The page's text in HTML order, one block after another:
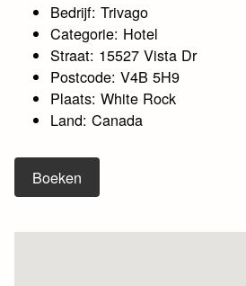
Bedrijf: Trivago
Categorie: Hotel
Straat: 15527 Vista Dr
Postcode: V4B 5H9
Plaats: White Rock
Land: Canada
Boeken